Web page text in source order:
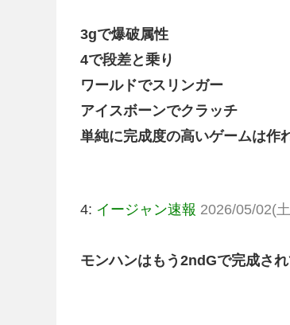
3gで爆破属性
4で段差と乗り
ワールドでスリンガー
アイスボーンでクラッチ
単純に完成度の高いゲームは作
4: イージャン速報 2026/05/02(
モンハンはもう2ndGで完成さ